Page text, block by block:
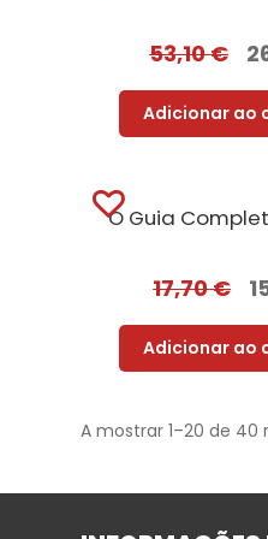
53,10€
Adicionar ao
17,70€
Adicionar ao
A mostrar 1–20 de 40